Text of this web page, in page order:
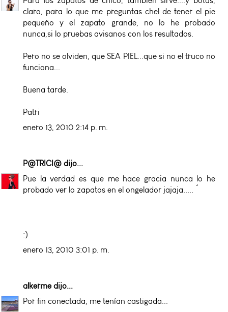
claro, para lo que me preguntas chel de tener el pie
pequeño y el zapato grande, no lo he probado
nunca,si lo pruebas avisanos con los resultados.
Pero no se olviden, que SEA PIEL...que si no el truco no
funciona...
Buena tarde.
Patri
enero 13, 2010 2:14 p. m.
P@TRICI@ dijo...
Pue la verdad es que me hace gracia nunca lo he
probado ver lo zapatos en el ongelador jajaja..... ´
:)
enero 13, 2010 3:01 p. m.
alkermedijo...
Por fin conectada, me tenían castigada...